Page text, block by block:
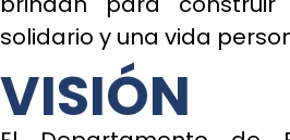
solidario y una vida
VISIÓN